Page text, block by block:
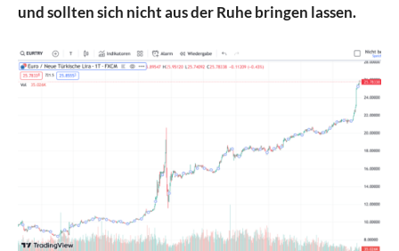
und sollten sich nicht aus der Ruhe bringen lassen.